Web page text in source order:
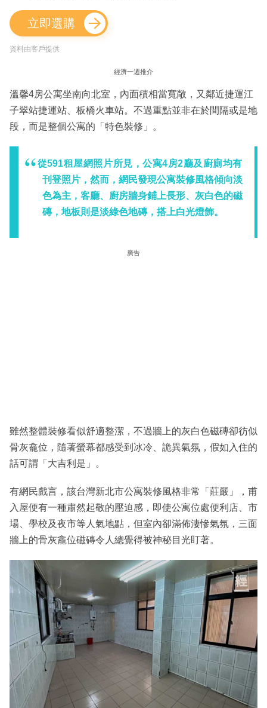
立即選購
資料由客戶提供
經濟一週推介
溫馨4房公寓坐南向北室，內面積相當寬敞，又鄰近捷運江
子翠站捷運站、板橋火車站。不過重點並非在於間隔或是地
段，而是整個公寓的「特色裝修」。
從591租屋網照片所見，公寓4房2廳及廚廁均有
刊登照片，然而，網民發現公寓裝修風格傾向淡
色為主，客廳、廚房牆身鋪上長形、灰白色的磁
磚，地板則是淡綠色地磚，搭上白光燈飾。
廣告
雖然整體裝修看似舒適整潔，不過牆上的灰白色磁磚卻彷似
骨灰龕位，隨著螢幕都感受到冰冷、詭異氣氛，假如入住的
話可謂「大吉利是」。
有網民戲言，該台灣新北市公寓裝修風格非常「莊嚴」，甫
入屋便有一種肅然起敬的壓迫感，即使公寓位處便利店、市
場、學校及夜市等人氣地點，但室內卻滿佈淒慘氣氛，三面
牆上的骨灰龕位磁磚令人總覺得被神秘目光盯著。